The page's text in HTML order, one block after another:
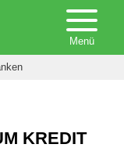
KREDIT